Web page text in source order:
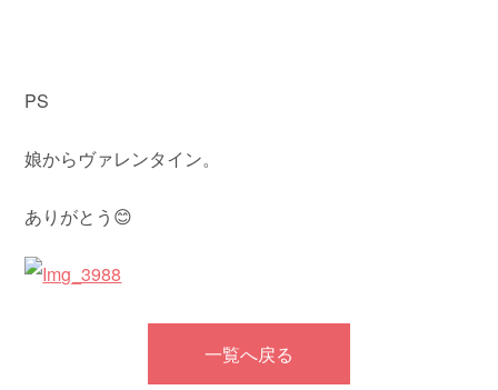
PS
娘からヴァレンタイン。
ありがとう😊
一覧へ戻る